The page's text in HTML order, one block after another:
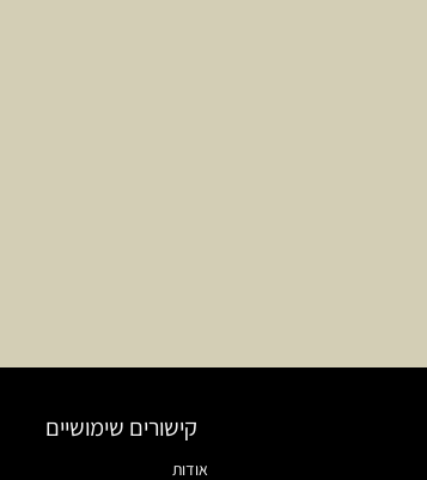
קישורים שימושיים
אודות